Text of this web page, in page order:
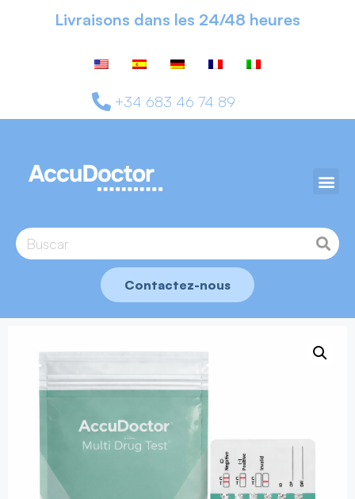
Livraisons dans les 24/48 heures
+34 683 46 74 89
Contactez-nous